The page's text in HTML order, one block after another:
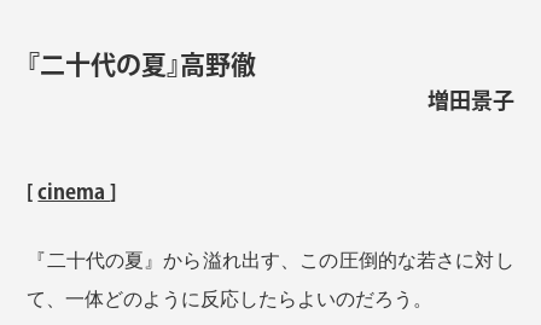
『二十代の夏』高野徹
増田景子
[cinema]
『二十代の夏』から溢れ出す、この圧倒的な若さに対し
て、一体どのように反応したらよいのだろう。